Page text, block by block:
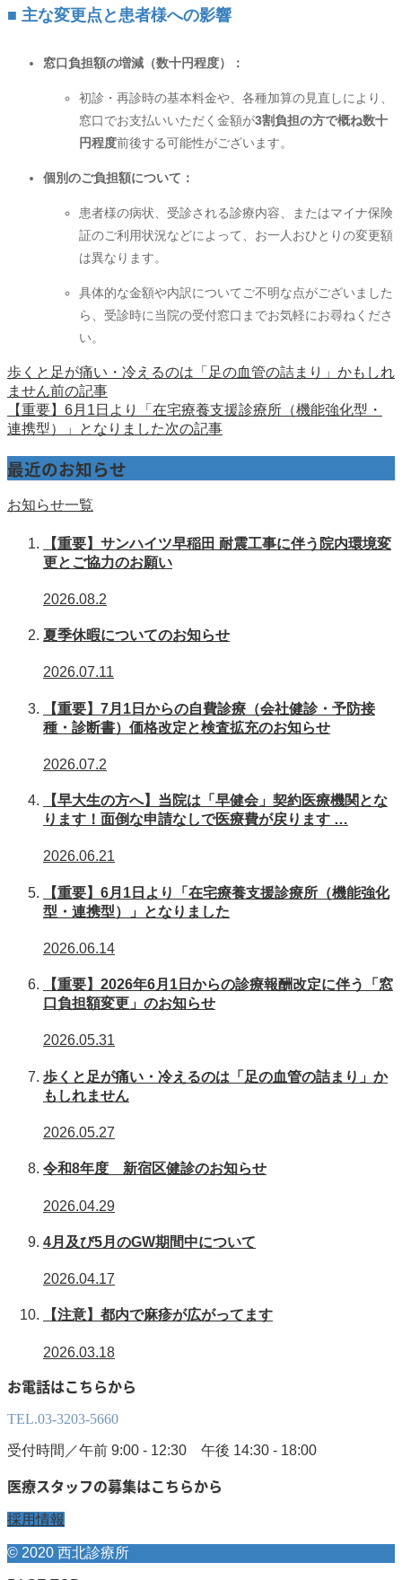
■ 主な変更点と患者様への影響
窓口負担額の増減（数十円程度）：
初診・再診時の基本料金や、各種加算の見直しにより、
窓口でお支払いいただく金額が3割負担の方で概ね数十
円程度前後する可能性がございます。
個別のご負担額について：
患者様の病状、受診される診療内容、またはマイナ保険
証のご利用状況などによって、お一人おひとりの変更額
は異なります。
具体的な金額や内訳についてご不明な点がございました
ら、受診時に当院の受付窓口までお気軽にお尋ねくださ
い。
歩くと足が痛い・冷えるのは「足の血管の詰まり」かもしれ
ません前の記事
【重要】6月1日より「在宅療養支援診療所（機能強化型・
連携型）」となりました次の記事
最近のお知らせ
お知らせ一覧
【重要】サンハイツ早稲田 耐震工事に伴う院内環境変
更とご協力のお願い
2026.08.2
夏季休暇についてのお知らせ
2026.07.11
【重要】7月1日からの自費診療（会社健診・予防接
種・診断書）価格改定と検査拡充のお知らせ
2026.07.2
【早大生の方へ】当院は「早健会」契約医療機関とな
ります！面倒な申請なしで医療費が戻ります …
2026.06.21
【重要】6月1日より「在宅療養支援診療所（機能強化
型・連携型）」となりました
2026.06.14
【重要】2026年6月1日からの診療報酬改定に伴う「窓
口負担額変更」のお知らせ
2026.05.31
歩くと足が痛い・冷えるのは「足の血管の詰まり」か
もしれません
2026.05.27
令和8年度 新宿区健診のお知らせ
2026.04.29
4月及び5月のGW期間中について
2026.04.17
【注意】都内で麻疹が広がってます
2026.03.18
お電話はこちらから
TEL.03-3203-5660
受付時間／午前 9:00 - 12:30 午後 14:30 - 18:00
医療スタッフの募集はこちらから
採用情報
© 2020 西北診療所